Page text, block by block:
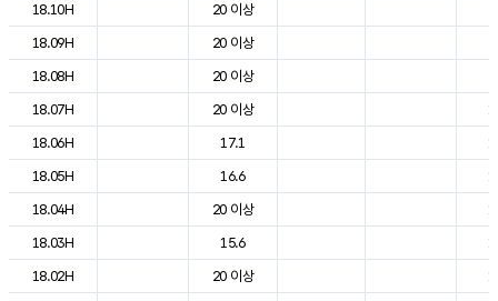
18.10H
20 이상
18.09H
20 이상
18.08H
20 이상
18.07H
20 이상
18.06H
17.1
18.05H
16.6
18.04H
20 이상
18.03H
15.6
18.02H
20 이상